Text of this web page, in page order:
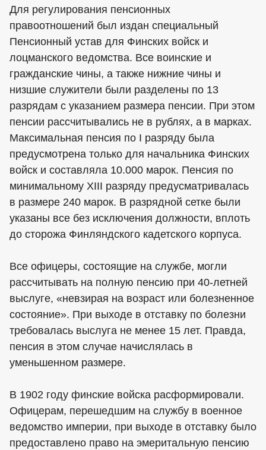
Для регулирования пенсионных
правоотношений был издан специальный
Пенсионный устав для Финских войск и
лоцманского ведомства. Все воинские и
гражданские чины, а также нижние чины и
низшие служители были разделены по 13
разрядам с указанием размера пенсии. При этом
пенсии рассчитывались не в рублях, а в марках.
Максимальная пенсия по I разряду была
предусмотрена только для начальника Финских
войск и составляла 10.000 марок. Пенсия по
минимальному XIII разряду предусматривалась
в размере 240 марок. В разрядной сетке были
указаны все без исключения должности, вплоть
до сторожа Финляндского кадетского корпуса.
Все офицеры, состоящие на службе, могли
рассчитывать на полную пенсию при 40-летней
выслуге, «невзирая на возраст или болезненное
состояние». При выходе в отставку по болезни
требовалась выслуга не менее 15 лет. Правда,
пенсия в этом случае начислялась в
уменьшенном размере.
В 1902 году финские войска расформировали.
Офицерам, перешедшим на службу в военное
ведомство империи, при выходе в отставку было
предоставлено право на эмеритальную пенсию